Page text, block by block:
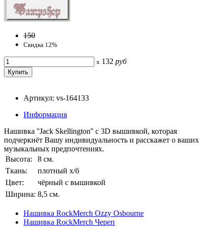
150
Скидка 12%
x 132 руб
Артикул: vs-164133
Информация
Нашивка ''Jack Skellington'' с 3D вышивкой, которая
подчеркнёт Вашу индивидуальность и расскажет о ваших
музыкальных предпочтениях.
Высота:
8 см.
Ткань:
плотный х/б
Цвет:
чёрный с вышивкой
Ширина: 8,5 см.
Нашивка RockMerch Ozzy Osbourne
Нашивка RockMerch Череп